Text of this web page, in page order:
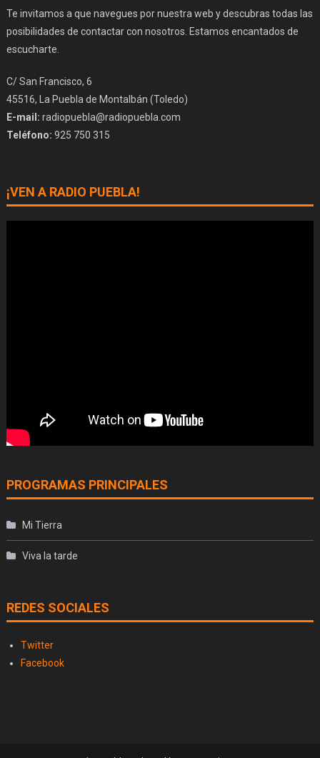
Te invitamos a que navegues por nuestra web y descubras todas las
posibilidades de contactar con nosotros. Estamos encantados de
escucharte.
C/ San Francisco, 6
45516, La Puebla de Montalbán (Toledo)
E-mail: radiopuebla@radiopuebla.com
Teléfono: 925 750 315
¡VEN A RADIO PUEBLA!
PROGRAMAS PRINCIPALES
Mi Tierra
Viva la tarde
REDES SOCIALES
Twitter
Facebook